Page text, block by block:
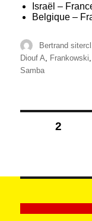
Israël –
Belgique –
Auteur
Bertrand
Diouf A
Frankowski
Samba
PAGE2